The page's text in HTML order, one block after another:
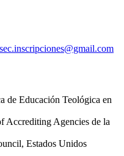
sec.inscripciones@gmail.com
de Educación Teológica en
Accrediting Agencies de la
Estados Unidos